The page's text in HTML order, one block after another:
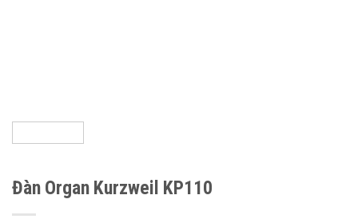
Đàn Organ Kurzweil KP110